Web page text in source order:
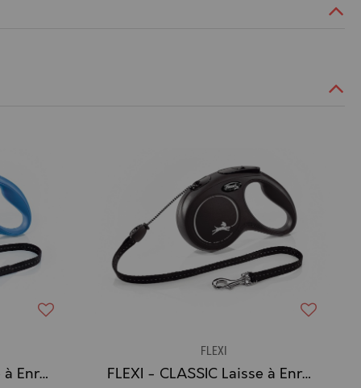
FLEXI - CLASSIC Laisse à Enrouleur CORDON - 8m (S) (noir-rouge-bleu)
FLEXI
FLEXI - CLASSIC Laisse à Enrouleur SANGLE - 5m (M) (noir)